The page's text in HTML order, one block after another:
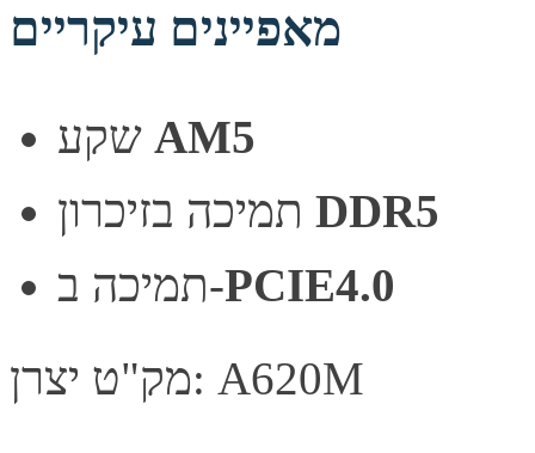
מאפיינים עיקריים
AM5
DDR5
תמיכה ב-PCIE4.0
מק"ט יצרן: A620M